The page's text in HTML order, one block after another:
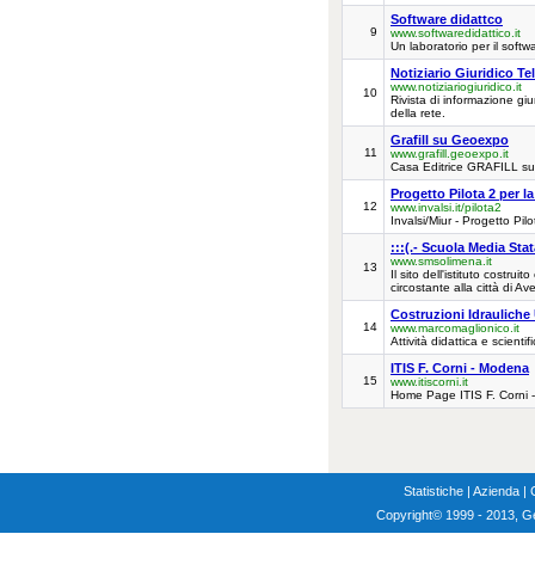
9
Software didattco
www.softwaredidattico.it
Un laboratorio per il
10
Notiziario Giuridico
www.notiziariogiuridico.it
Rivista di informazione
della rete.
11
Grafill su Geoexpo
www.grafill.geoexpo.it
Casa Editrice GRAFILL
12
Progetto Pilota 2 per
www.invalsi.it/pilota2
Invalsi/Miur - Progetto
13
:::(.- Scuola Media
www.smsolimena.it
Il sito dell'istituto
circostante alla città di
14
Costruzioni Idrauliche
www.marcomaglionico.it
Attività didattica e
15
ITIS F. Corni - Modena
www.itiscorni.it
Home Page ITIS F. Corni
Statistiche | Azienda |
Copyright© 1999 - 2013,